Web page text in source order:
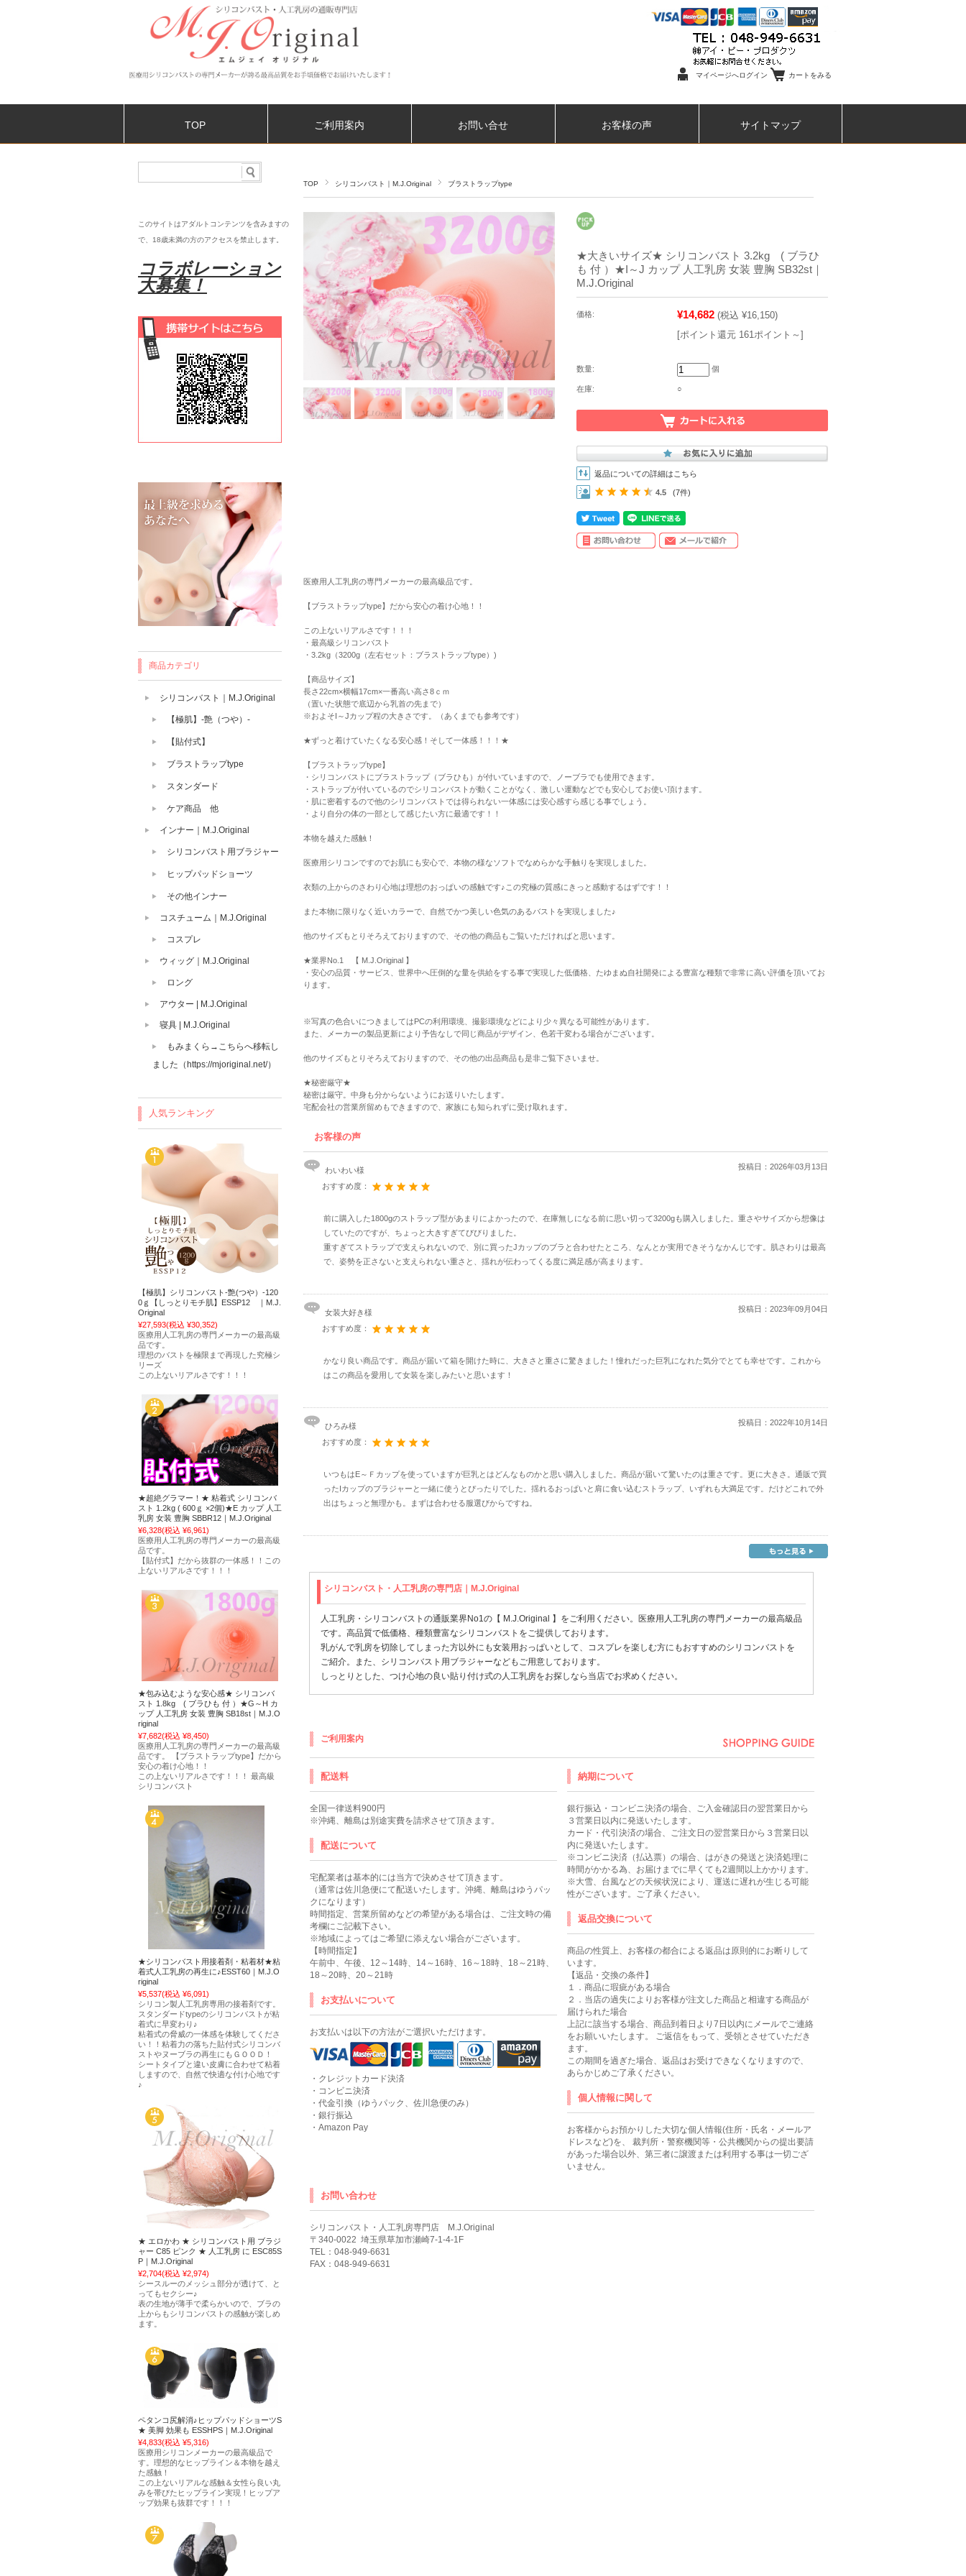
マイページへログイン カートをみる
TOP ご利用案内 お問い合せ お客様の声 サイトマップ
TOP シリコンバスト｜M.J.Original ブラストラップtype
★大きいサイズ★ シリコンバスト 3.2kg ( ブラひ
も 付 ）★I～J カップ 人工乳房 女装 豊胸 SB32st｜
M.J.Original
価格: ¥14,682 (税込 ¥16,150)
[ポイント還元 161ポイント～]
数量: 個
在庫: ○
返品についての詳細はこちら
4.5 (7件)
医療用人工乳房の専門メーカーの最高級品です。
【ブラストラップtype】だから安心の着け心地！！
この上ないリアルさです！！！
・最高級シリコンバスト
・3.2kg（3200g（左右セット：ブラストラップtype）)
【商品サイズ】
長さ22cm×横幅17cm×一番高い高さ8ｃｍ
（置いた状態で底辺から乳首の先まで）
※およそI～Jカップ程の大きさです。（あくまでも参考です）
★ずっと着けていたくなる安心感！そして一体感！！！★
【ブラストラップtype】
・シリコンバストにブラストラップ（ブラひも）が付いていますので、ノーブラでも使用できます。
・ストラップが付いているのでシリコンバストが動くことがなく、激しい運動などでも安心してお使い頂けます。
・肌に密着するので他のシリコンバストでは得られない一体感には安心感すら感じる事でしょう。
・より自分の体の一部として感じたい方に最適です！！
本物を越えた感触！
医療用シリコンですのでお肌にも安心で、本物の様なソフトでなめらかな手触りを実現しました。
衣類の上からのさわり心地は理想のおっぱいの感触です♪この究極の質感にきっと感動するはずです！！
また本物に限りなく近いカラーで、自然でかつ美しい色気のあるバストを実現しました♪
他のサイズもとりそろえておりますので、その他の商品もご覧いただければと思います。
★業界No.1 【 M.J.Original 】
・安心の品質・サービス、世界中へ圧倒的な量を供給をする事で実現した低価格、たゆまぬ自社開発による豊富な種類で非常に高い評価を頂いてお
ります。
※写真の色合いにつきましてはPCの利用環境、撮影環境などにより少々異なる可能性があります。
また、メーカーの製品更新により予告なしで同じ商品がデザイン、色若干変わる場合がございます。
他のサイズもとりそろえておりますので、その他の出品商品も是非ご覧下さいませ。
★秘密厳守★
秘密は厳守。中身も分からないようにお送りいたします。
宅配会社の営業所留めもできますので、家族にも知られずに受け取れます。
お客様の声
わいわい様 投稿日： 2026年03月13日
おすすめ度：
前に購入した1800gのストラップ型があまりによかったので、在庫無しになる前に思い切って3200gも購入しました。重さやサイズから想像は
していたのですが、ちょっと大きすぎてびびりました。
重すぎてストラップで支えられないので、別に買ったJカップのブラと合わせたところ、なんとか実用できそうなかんじです。肌さわりは最高
で、姿勢を正さないと支えられない重さと、揺れが伝わってくる度に満足感が高まります。
女装大好き様 投稿日： 2023年09月04日
おすすめ度：
かなり良い商品です。商品が届いて箱を開けた時に、大きさと重さに驚きました！憧れだった巨乳になれた気分でとても幸せです。これから
はこの商品を愛用して女装を楽しみたいと思います！
ひろみ様 投稿日： 2022年10月14日
おすすめ度：
いつもはE～Ｆカップを使っていますが巨乳とはどんなものかと思い購入しました。商品が届いて驚いたのは重さです。更に大きさ。通販で買
ったIカップのブラジャーと一緒に使うとぴったりでした。揺れるおっぱいと肩に食い込むストラップ、いずれも大満足です。だけどこれで外
出はちょっと無理かも。まずは合わせる服選びからですね。
シリコンバスト・人工乳房の専門店｜M.J.Original
人工乳房 ・ シリコンバスト の通販業界No1の【 M.J.Original 】をご利用ください。 医療用 人工乳房の専門メーカーの最高級品
です。高品質で低価格、種類豊富なシリコンバストをご提供しております。
乳がんで乳房を切除してしまった方以外にも女装用 おっぱいとして、 コスプレを楽しむ方にもおすすめのシリコンバストを
ご紹介。また、 シリコンバスト 用 ブラジャーなどもご用意しております。
しっとりとした、つけ心地の良い貼り付け式の人工乳房をお探しなら当店でお求めください。
ご利用案内
配送料
全国一律送料900円
※沖縄、離島は別途実費を請求させて頂きます。
配送について
宅配業者は基本的には当方で決めさせて頂きます。
（通常は佐川急便にて配送いたします。沖縄、離島はゆうパッ
クになります）
時間指定、営業所留めなどの希望がある場合は、ご注文時の備
考欄にご記載下さい。
※地域によってはご希望に添えない場合がございます。
【時間指定】
午前中、午後、12～14時、14～16時、16～18時、18～21時、
18～20時、20～21時
お支払いについて
お支払いは以下の方法がご選択いただけます。
・クレジットカード決済
・コンビニ決済
・代金引換（ゆうパック、佐川急便のみ）
・銀行振込
・Amazon Pay
納期について
銀行振込・コンビニ決済の場合、ご入金確認日の翌営業日から
３営業日以内に発送いたします。
カード・代引決済の場合、ご注文日の翌営業日から３営業日以
内に発送いたします。
※コンビニ決済（払込票）の場合、はがきの発送と決済処理に
時間がかかる為、お届けまでに早くても2週間以上かかります。
※大雪、台風などの天候状況により、運送に遅れが生じる可能
性がございます。ご了承ください。
返品交換について
商品の性質上、お客様の都合による返品は原則的にお断りして
います。
【返品・交換の条件】
１．商品に瑕疵がある場合
２．当店の過失によりお客様が注文した商品と相違する商品が
届けられた場合
上記に該当する場合、商品到着日より7日以内にメールでご連絡
をお願いいたします。 ご返信をもって、受領とさせていただき
ます。
この期間を過ぎた場合、返品はお受けできなくなりますので、
あらかじめご了承ください。
個人情報に関して
お客様からお預かりした大切な個人情報(住所・氏名・メールア
ドレスなど)を、 裁判所・警察機関等・公共機関からの提出要請
があった場合以外、第三者に譲渡または利用する事は一切ござ
いません。
お問い合わせ
シリコンバスト・人工乳房専門店 M.J.Original
〒340-0022 埼玉県草加市瀬崎7-1-4-1F
TEL：048-949-6631
FAX：048-949-6631
このサイトはアダルトコンテンツを含みますの
で、18歳未満の方のアクセスを禁止します。
コラボレーション
大募集！
商品カテゴリ
シリコンバスト｜M.J.Original
【極肌】-艶（つや）-
【貼付式】
ブラストラップtype
スタンダード
ケア商品 他
インナー｜M.J.Original
シリコンバスト用ブラジャー
ヒップパッドショーツ
その他インナー
コスチューム｜M.J.Original
コスプレ
ウィッグ｜M.J.Original
ロング
アウター | M.J.Original
寝具 | M.J.Original
もみまくら→こちらへ移転し
ました（https://mjoriginal.net/）
人気ランキング
【極肌】シリコンバスト-艶(つや）-120
0ｇ【しっとりモチ肌】ESSP12 ｜M.J.
Original
¥27,593(税込 ¥30,352)
医療用人工乳房の専門メーカーの最高級
品です。
理想のバストを極限まで再現した究極シ
リーズ
この上ないリアルさです！！！
★超絶グラマー！★ 粘着式 シリコンバ
スト 1.2kg ( 600ｇ ×2個)★E カップ 人工
乳房 女装 豊胸 SBBR12｜M.J.Original
¥6,328(税込 ¥6,961)
医療用人工乳房の専門メーカーの最高級
品です。
【貼付式】だから抜群の一体感！！この
上ないリアルさです！！！
★包み込むような安心感★ シリコンバ
スト 1.8kg ( ブラひも 付 ）★G～H カ
ップ 人工乳房 女装 豊胸 SB18st｜M.J.O
riginal
¥7,682(税込 ¥8,450)
医療用人工乳房の専門メーカーの最高級
品です。 【ブラストラップtype】だから
安心の着け心地！！
この上ないリアルさです！！！ 最高級
シリコンバスト
★シリコンバスト用接着剤・粘着材★粘
着式人工乳房の再生に♪ESST60｜M.J.O
riginal
¥5,537(税込 ¥6,091)
シリコン製人工乳房専用の接着剤です。
スタンダードtypeのシリコンバストが粘
着式に早変わり♪
粘着式の脅威の一体感を体験してくださ
い！！粘着力の落ちた貼付式シリコンバ
ストやヌーブラの再生にもＧＯＯＤ！
シートタイプと違い皮膚に合わせて粘着
しますので、自然で快適な付け心地です
♪
★ エロかわ ★ シリコンバスト用 ブラジ
ャー C85 ピンク ★ 人工乳房 に ESC85S
P｜M.J.Original
¥2,704(税込 ¥2,974)
シースルーのメッシュ部分が透けて、と
ってもセクシー♪
表の生地が薄手で柔らかいので、ブラの
上からもシリコンバストの感触が楽しめ
ます。
ペタンコ尻解消♪ヒップパッドショーツS
★ 美脚 効果も ESSHPS｜M.J.Original
¥4,833(税込 ¥5,316)
医療用シリコンメーカーの最高級品で
す。理想的なヒップライン＆本物を越え
た感触！
この上ないリアルな感触＆女性ら良い丸
みを帯びたヒップライン実現！ヒップア
ップ効果も抜群です！！！